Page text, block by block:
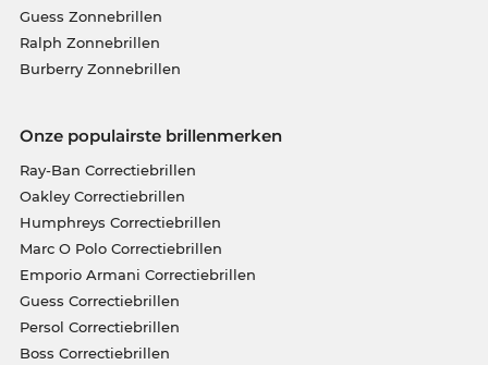
Guess Zonnebrillen
Ralph Zonnebrillen
Burberry Zonnebrillen
Onze populairste brillenmerken
Ray-Ban Correctiebrillen
Oakley Correctiebrillen
Humphreys Correctiebrillen
Marc O Polo Correctiebrillen
Emporio Armani Correctiebrillen
Guess Correctiebrillen
Persol Correctiebrillen
Boss Correctiebrillen